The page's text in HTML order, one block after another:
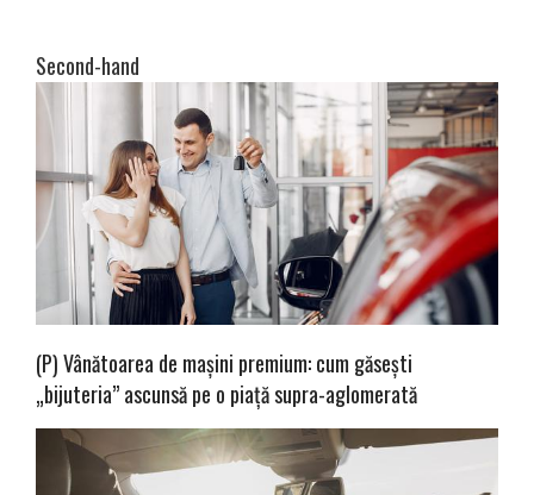
Second-hand
(P) Vânătoarea de mașini premium: cum găsești
„bijuteria” ascunsă pe o piață supra-aglomerată